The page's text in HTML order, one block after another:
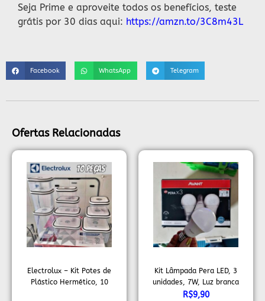
Seja Prime e aproveite todos os benefícios, teste
grátis por 30 dias aqui: https://amzn.to/3C8m43L
Facebook WhatsApp Telegram
Ofertas Relacionadas
Electrolux – Kit Potes de
Plástico Hermético, 10
Kit Lâmpada Pera LED, 3
unidades, 7W, Luz branca
6500K, soquete E27, Bivolt,
R$9,90